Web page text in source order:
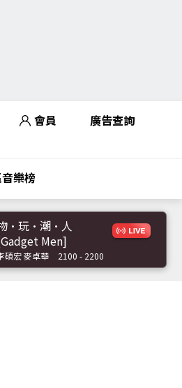
會員 廣告查詢
樂榜
·玩·潮·人
Men]
碩宏 麥卓華 2100 - 2200